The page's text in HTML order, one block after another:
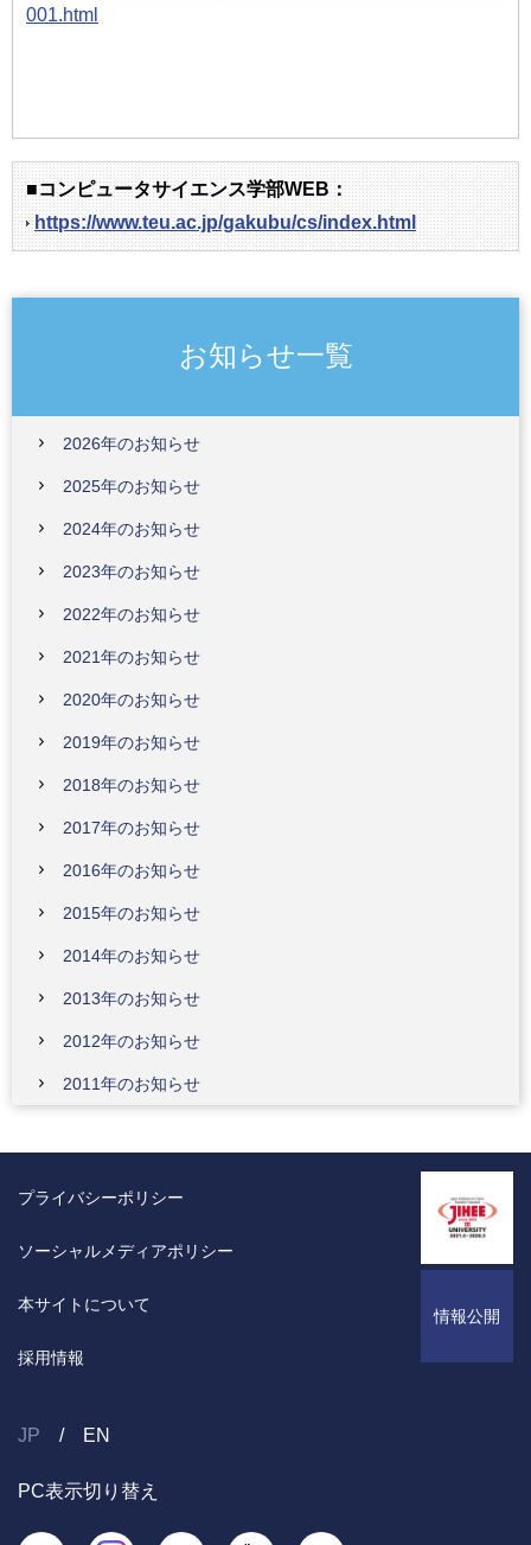
001.html
■コンピュータサイエンス学部WEB：
https://www.teu.ac.jp/gakubu/cs/index.html
お知らせ一覧
2026年のお知らせ
2025年のお知らせ
2024年のお知らせ
2023年のお知らせ
2022年のお知らせ
2021年のお知らせ
2020年のお知らせ
2019年のお知らせ
2018年のお知らせ
2017年のお知らせ
2016年のお知らせ
2015年のお知らせ
2014年のお知らせ
2013年のお知らせ
2012年のお知らせ
2011年のお知らせ
情報公開
プライバシーポリシー
ソーシャルメディアポリシー
本サイトについて
採用情報
JP EN
PC表示切り替え